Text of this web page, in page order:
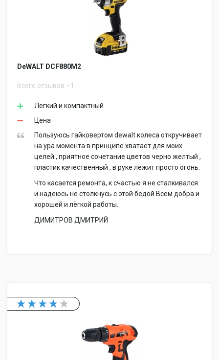
DeWALT DCF880M2
Всего отзывов 1
Легкий и компактный
Цена
Пользуюсь гайковертом dewalt колеса откручивает
на ура момента в принципе хватает для моих
целей , приятное сочетание цветов черно желтый ,
пластик качественный , в руке лежит просто огонь.
Что касается ремонта, к счастью я не сталкивался
и надеюсь не столкнусь с этой бедой.Всем добра и
хорошей и лёгкой работы.
ДИМИТРОВ ДМИТРИЙ